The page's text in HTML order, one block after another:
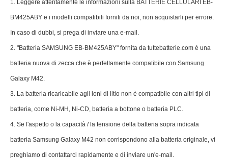
1. Leggere attentamente le informazioni sulla BATTERIE CELLULARI EB-
BM425ABY e i modelli compatibili forniti da noi, non acquistarli per errore.
In caso di dubbi, si prega di inviare una e-mail.
2. "Batteria SAMSUNG EB-BM425ABY" fornita da tuttebatterie.com è una
batteria nuova di zecca che è perfettamente compatibile con Samsung
Galaxy M42.
3. La batteria ricaricabile agli ioni di litio non è compatibile con altri tipi di
batteria, come Ni-MH, Ni-CD, batteria a bottone o batteria PLC.
4. Se l'aspetto o la capacità / la tensione della batteria sopra indicata
batteria Samsung Galaxy M42 non corrispondono alla batteria originale, vi
preghiamo di contattarci rapidamente e di inviare un'e-mail.